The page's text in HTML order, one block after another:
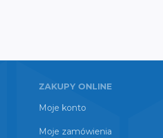
ZAKUPY ONLINE
Moje konto
Moje zamówienia